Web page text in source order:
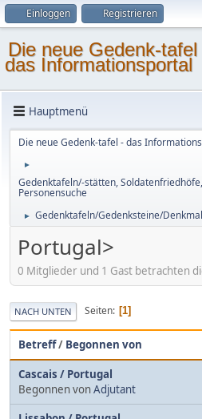
Einloggen Registrieren
Die neue Gedenk-tafel
das Informationsportal
Hauptmenü
Die neue Gedenk-tafel - das
►
Gedenktafeln/-stätten,
Personensuche
► Gedenktafeln/Gedenksteine/
Portugal>
0 Mitglieder und 1 Gast betrachten
NACH UNTEN Seiten 1
Betreff/ Begonnen von
Cascais / Portugal
Begonnen vonAdjutant